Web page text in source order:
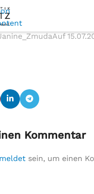
Auf
Kommentar
sein, um einen